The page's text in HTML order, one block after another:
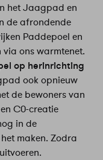
het Jaagpad en
de afrondende
Paddepoel en
ons warmtenet.
op herinrichting
ook opnieuw
de bewoners van
C0-creatie
in de
maken. Zodra